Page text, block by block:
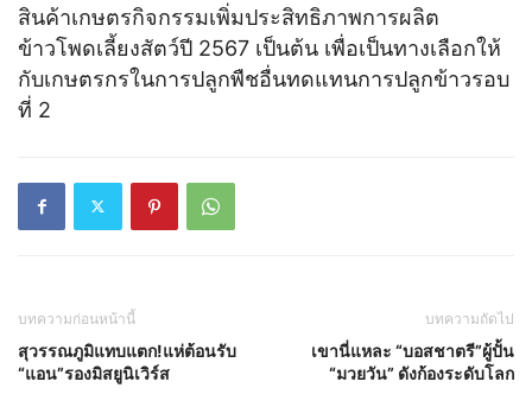
สินค้าเกษตรกิจกรรมเพิ่มประสิทธิภาพการผลิต
ข้าวโพดเลี้ยงสัตว์ปี 2567 เป็นต้น เพื่อเป็นทางเลือกให้
กับเกษตรกรในการปลูกพืชอื่นทดแทนการปลูกข้าวรอบ
ที่ 2
บทความก่อนหน้านี้
สุวรรณภูมิแทบแตก!แห่ต้อนรับ
“แอน”รองมิสยูนิเวิร์ส
บทความถัดไป
เขานี่แหละ “บอสชาตรี”ผู้ปั้น
“มวยวัน” ดังก้องระดับโลก